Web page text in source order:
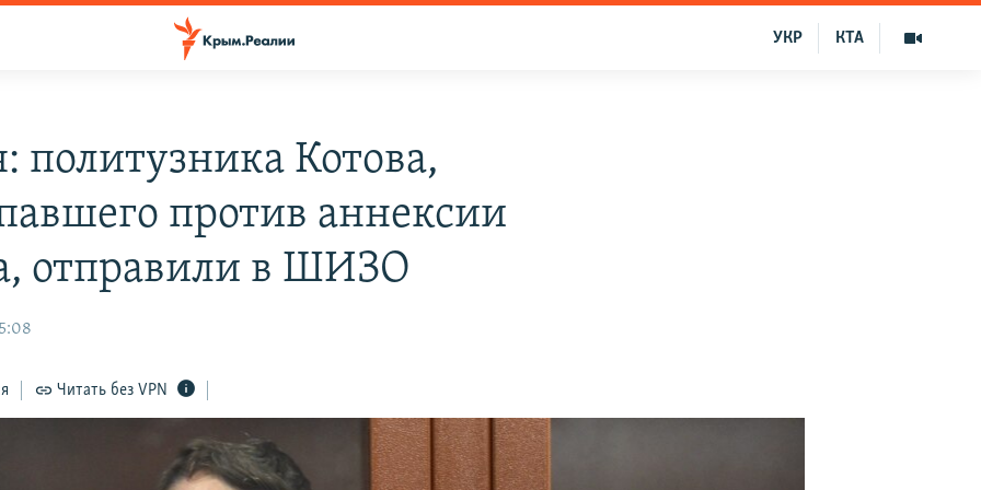
КТА
УКР
политузника Котова,
против аннексии
отправили в ШИЗО
Читать без VPN